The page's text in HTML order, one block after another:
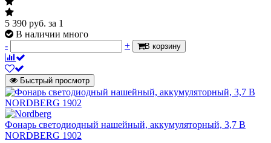
5 390 руб. за 1
В наличии много
-
+ В корзину
Быстрый просмотр
Фонарь светодиодный нашейный, аккумуляторный, 3,7 В
NORDBERG 1902